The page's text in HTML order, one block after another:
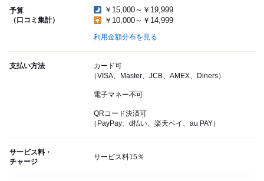
予算
（口コミ集計）
￥15,000～￥19,999
￥10,000～￥14,999
利用金額分布を見る
支払い方法
カード可
（VISA、Master、JCB、AMEX、Diners）
電子マネー不可
QRコード決済可
（PayPay、d払い、楽天ペイ、au PAY）
サービス料・
チャージ
サービス料15％